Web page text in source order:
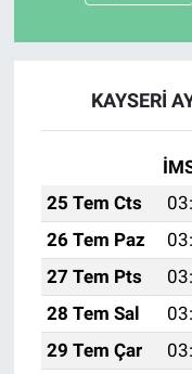
KAYSERİ
25 Tem Cts
26 Tem Paz
27 Tem Pts
28 Tem Sal
29 Tem Çar